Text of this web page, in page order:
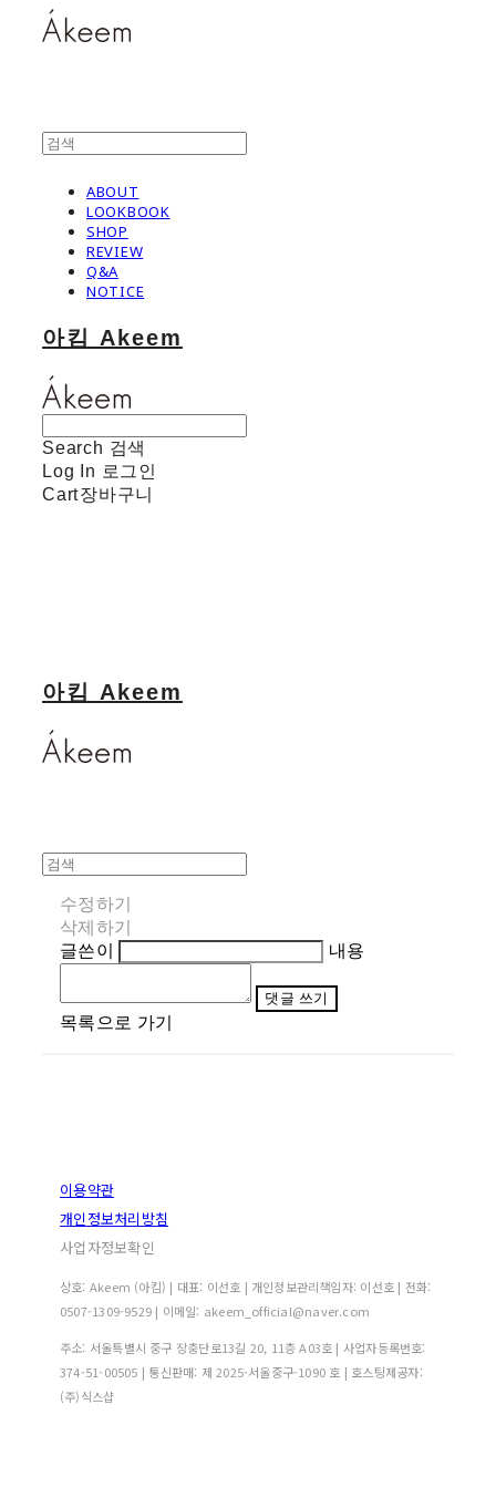
ABOUT
LOOKBOOK
SHOP
REVIEW
Q&A
NOTICE
아킴 Akeem
Search 검색
Log In 로그인
Cart장바구니
아킴 Akeem
수정하기
삭제하기
글쓴이
내용
댓글 쓰기
목록으로 가기
이용약관
개인정보처리방침
사업자정보확인
상호: Akeem (아킴) | 대표: 이선호 | 개인정보관리책임자: 이선호 | 전화:
0507-1309-9529 | 이메일: akeem_official@naver.com
주소: 서울특별시 중구 장충단로13길 20, 11층 A03호 | 사업자등록번호:
374-51-00505 | 통신판매: 제 2025-서울중구-1090 호 | 호스팅제공자:
(주)식스샵